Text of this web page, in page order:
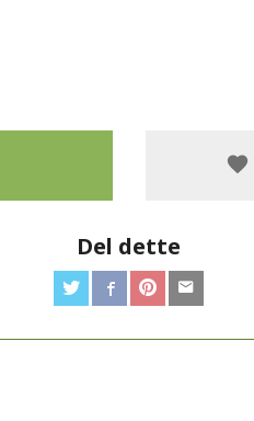
Del dette